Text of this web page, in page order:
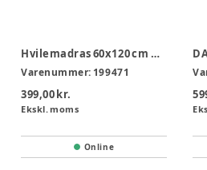
Hvilemadras 60x120 cm m. Dahlia betræk
Varenummer: 199471
399,00 kr.
Ekskl. moms
Online